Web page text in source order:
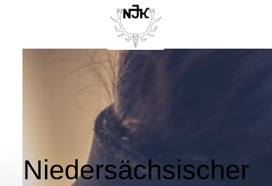
Niedersächsischer